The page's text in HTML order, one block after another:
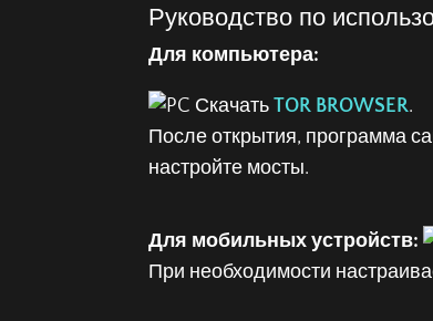
Руководство по
Для компьютера:
СкачатьTOR BROWSER.
После открытия, программа
настройте мосты.
Для мобильных устройств:
При необходимости